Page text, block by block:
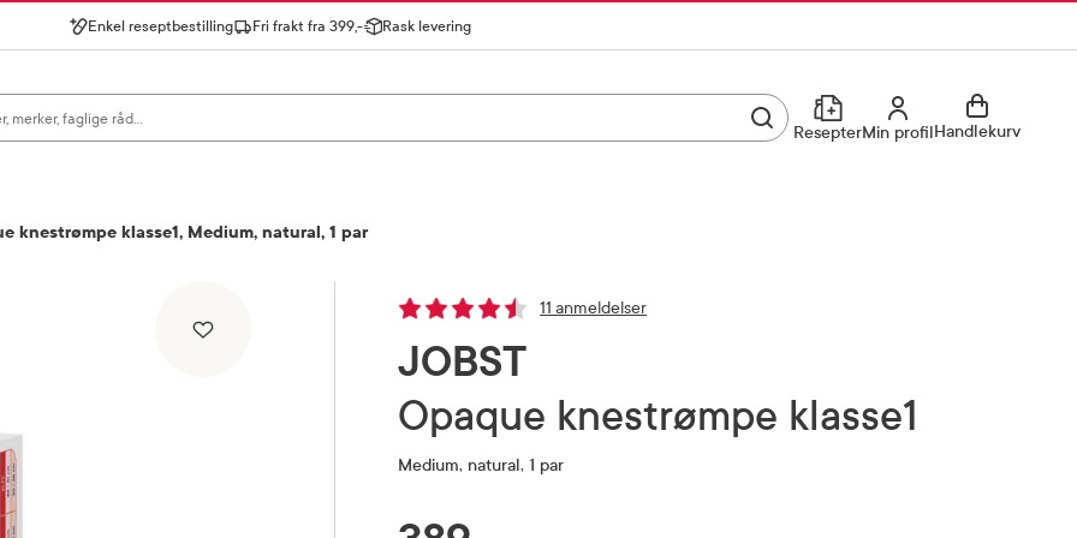
Enkel reseptbestilling Fri frakt fra 399,- Rask levering
Utfør søkResepterMin profilMin profilHandlekurv
knestrømpe klasse1, Medium, natural, 1 par
11 anmeldelser
JOBST
Opaque knestrømpe klasse1
Medium, natural, 1 par
RABATTPROSENT